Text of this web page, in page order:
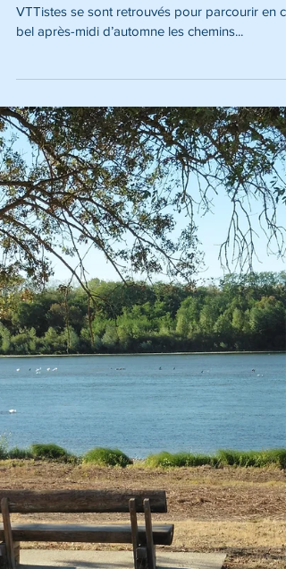
Pommes 2018
Le samedi 3 novembre sous un beau soleil, 315
bel après-midi d’automne les chemins...